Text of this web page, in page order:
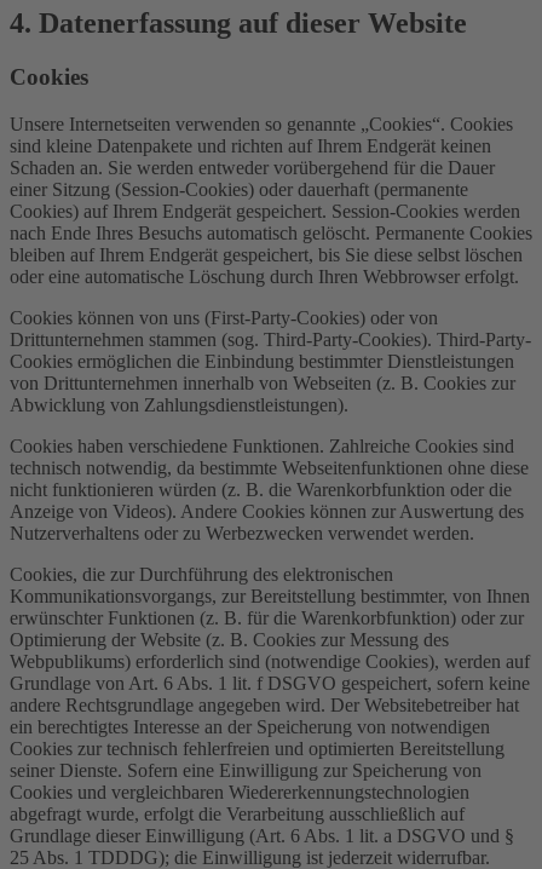
4. Datenerfassung auf dieser Website
Cookies
Unsere Internetseiten verwenden so genannte „Cookies“. Cookies
sind kleine Datenpakete und richten auf Ihrem Endgerät keinen
Schaden an. Sie werden entweder vorübergehend für die Dauer
einer Sitzung (Session-Cookies) oder dauerhaft (permanente
Cookies) auf Ihrem Endgerät gespeichert. Session-Cookies werden
nach Ende Ihres Besuchs automatisch gelöscht. Permanente Cookies
bleiben auf Ihrem Endgerät gespeichert, bis Sie diese selbst löschen
oder eine automatische Löschung durch Ihren Webbrowser erfolgt.
Cookies können von uns (First-Party-Cookies) oder von
Drittunternehmen stammen (sog. Third-Party-Cookies). Third-Party-
Cookies ermöglichen die Einbindung bestimmter Dienstleistungen
von Drittunternehmen innerhalb von Webseiten (z. B. Cookies zur
Abwicklung von Zahlungsdienstleistungen).
Cookies haben verschiedene Funktionen. Zahlreiche Cookies sind
technisch notwendig, da bestimmte Webseitenfunktionen ohne diese
nicht funktionieren würden (z. B. die Warenkorbfunktion oder die
Anzeige von Videos). Andere Cookies können zur Auswertung des
Nutzerverhaltens oder zu Werbezwecken verwendet werden.
Cookies, die zur Durchführung des elektronischen
Kommunikationsvorgangs, zur Bereitstellung bestimmter, von Ihnen
erwünschter Funktionen (z. B. für die Warenkorbfunktion) oder zur
Optimierung der Website (z. B. Cookies zur Messung des
Webpublikums) erforderlich sind (notwendige Cookies), werden auf
Grundlage von Art. 6 Abs. 1 lit. f DSGVO gespeichert, sofern keine
andere Rechtsgrundlage angegeben wird. Der Websitebetreiber hat
ein berechtigtes Interesse an der Speicherung von notwendigen
Cookies zur technisch fehlerfreien und optimierten Bereitstellung
seiner Dienste. Sofern eine Einwilligung zur Speicherung von
Cookies und vergleichbaren Wiedererkennungstechnologien
abgefragt wurde, erfolgt die Verarbeitung ausschließlich auf
Grundlage dieser Einwilligung (Art. 6 Abs. 1 lit. a DSGVO und §
25 Abs. 1 TDDDG); die Einwilligung ist jederzeit widerrufbar.